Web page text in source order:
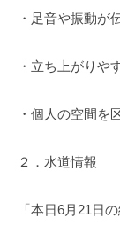
・足音や振動が
・立ち上がりや
・個人の空間を
２．水道情報
「本日6月21日